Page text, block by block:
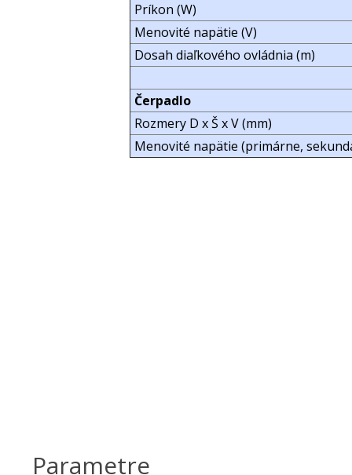
Príkon (W)
Menovité napätie (V)
Dosah diaľkového ovládnia (m)
Čerpadlo
Rozmery D x Š x V (mm)
Menovité napätie (primárne,
Parametre